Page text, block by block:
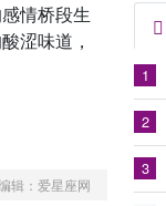
情桥段生
涩味道，
辑：爱星座网
1
2
3